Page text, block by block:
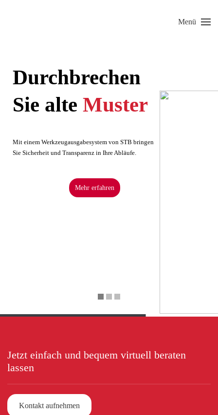
Menü
Durchbrechen
Sie alte Muster
Mit einem Werkzeugausgabesystem von STB bringen
Sie Sicherheit und Transparenz in Ihre Abläufe.
Mehr erfahren
Jetzt einfach und bequem virtuell beraten
lassen
Kontakt aufnehmen